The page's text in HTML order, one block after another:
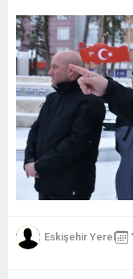
Eskişehir Yerel